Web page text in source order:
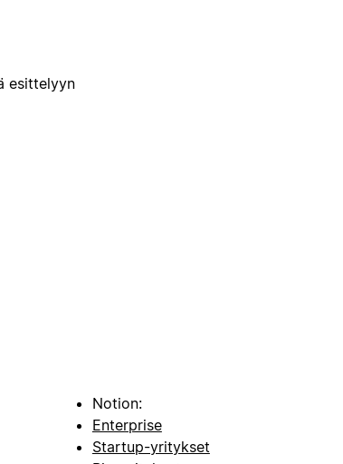
esittelyyn
Notion:
Enterprise
Startup-yritykset